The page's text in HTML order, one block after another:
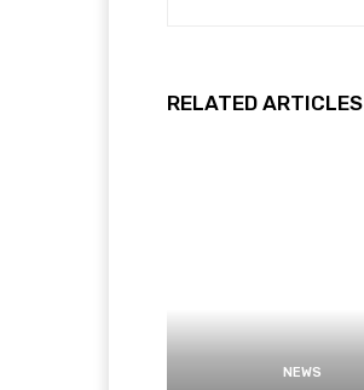
RELATED ARTICLES
NEWS